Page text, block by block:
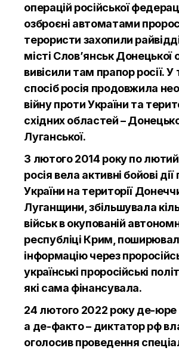
операцій російської
озброєні автоматами
терористи захопили
місті Слов’янськ Донецької
вивісили там прапор росії. У
спосіб росія продовжила
війну проти України та
східних областей –
Луганської.
З лютого 2014 року по
росія вела активні бойові дії
України на території
Луганщини, збільшувала
військ в окупованій
республіці Крим,
інформацію через
українські проросійські
які сама фінансувала.
24 лютого 2022 року де-юре
а де-факто – диктатор рф
оголосив проведення